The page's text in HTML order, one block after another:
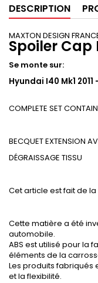
DESCRIPTION
MAXTON DESIGN
Spoiler Cap
Se monte sur:
Hyundai I40 Mk1 2011
COMPLETE SET
BECQUET EXTENSION
DÉGRAISSAGE TISSU
Cet article est fait de la
Cette matière a été
automobile.
ABS est utilisé pour la
éléments de la
Les produits fabriqués
et la flexibilité.